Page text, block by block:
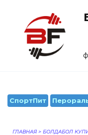
содержанию
СпортПит
ГЛАВНАЯ > БОЛДАБОЛ